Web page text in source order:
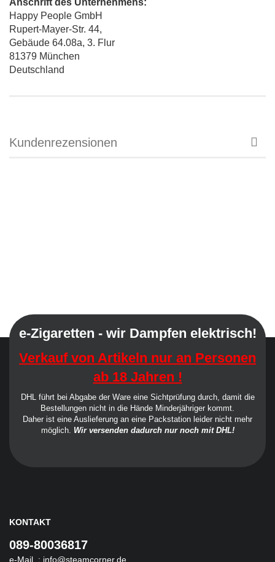
Happy People GmbH
Rupert-Mayer-Str. 44,
Gebäude 64.08a, 3. Flur
81379 München
Deutschland
Kundenrezensionen
e-Zigaretten - wir Dampfen elektrisch!
Verkauf von Artikeln nur an Personen
ab 18 Jahren !
DHL führt bei Abgabe der Ware eine Sichtprüfung durch, damit die
Bestellungen nicht in die Hände Minderjähriger kommt.
Daher ist eine Auslieferung an eine Packstation leider nicht mehr
möglich. Wir versenden dadurch nur noch mit DHL!
KONTAKT
089-80036817
e-Mail : info@steamcorner.de